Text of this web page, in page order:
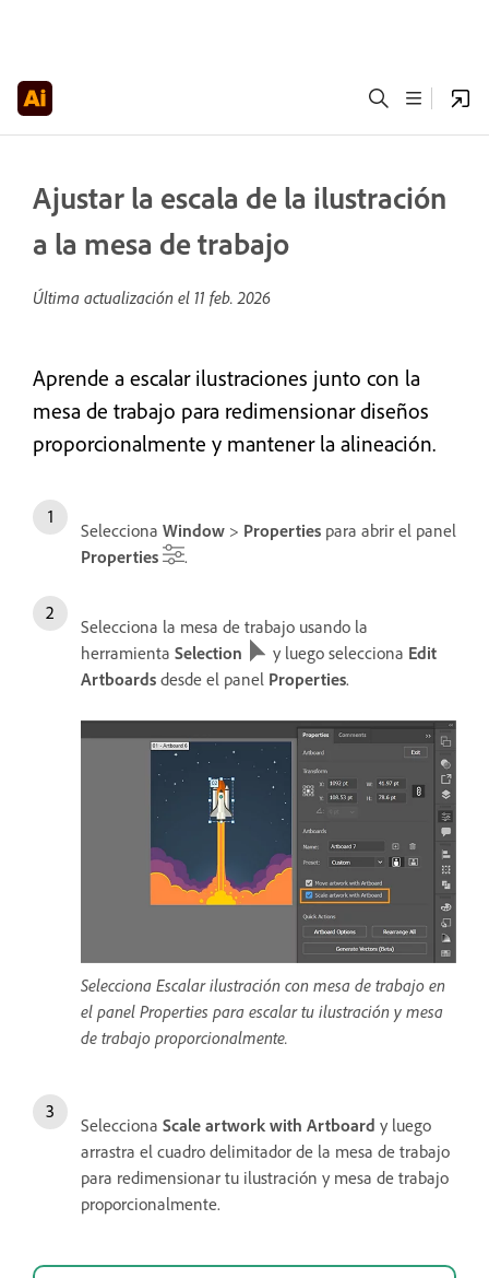
Ajustar la escala de la ilustración
a la mesa de trabajo
Última actualización el 11 feb. 2026
Aprende a escalar ilustraciones junto con la
mesa de trabajo para redimensionar diseños
proporcionalmente y mantener la alineación.
Selecciona Window > Properties para abrir el panel
Properties
.
Selecciona la mesa de trabajo usando la
herramienta Selection y luego selecciona Edit
Artboards desde el panel Properties.
Selecciona Escalar ilustración con mesa de trabajo en
el panel Properties para escalar tu ilustración y mesa
de trabajo proporcionalmente.
Selecciona Scale artwork with Artboard y luego
arrastra el cuadro delimitador de la mesa de trabajo
para redimensionar tu ilustración y mesa de trabajo
proporcionalmente.